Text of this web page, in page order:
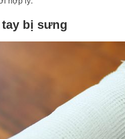
bị sưng